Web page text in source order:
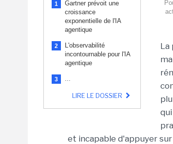
1
Gartner prévoit une
croissance
exponentielle de l'IA
agentique
2
L'observabilité
incontournable pour l'IA
agentique
3 ...
LIRE LE DOSSIER
La
et incapable d'appuyer